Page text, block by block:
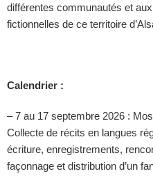
différentes communautés et
fictionnelles de ce territoire
Calendrier :
– 7 au 17 septembre 2026 :
Collecte de récits en langues
écriture, enregistrements,
façonnage et distribution d’un